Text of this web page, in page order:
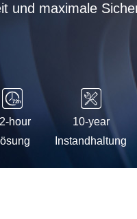
und maximale
hour
10-year
Instandhaltung